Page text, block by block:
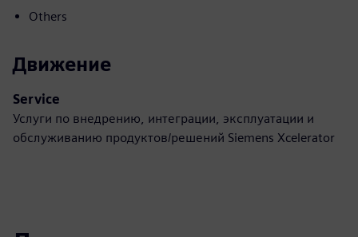
Others
Движение
Service
Услуги по внедрению, интеграции, эксплуатации и
обслуживанию продуктов/решений Siemens Xcelerator